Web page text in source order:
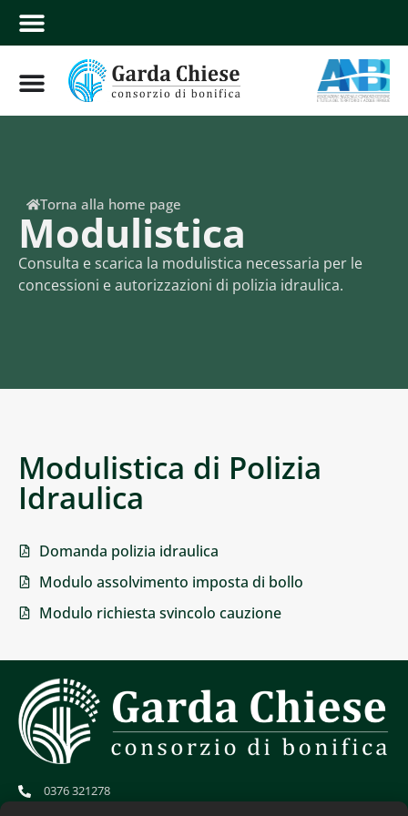
Modulistica
Consulta e scarica la modulistica necessaria per le
concessioni e autorizzazioni di polizia idraulica.
Torna alla home page
Modulistica di Polizia
Idraulica
Domanda polizia idraulica
Modulo assolvimento imposta di bollo
Modulo richiesta svincolo cauzione
0376 321278